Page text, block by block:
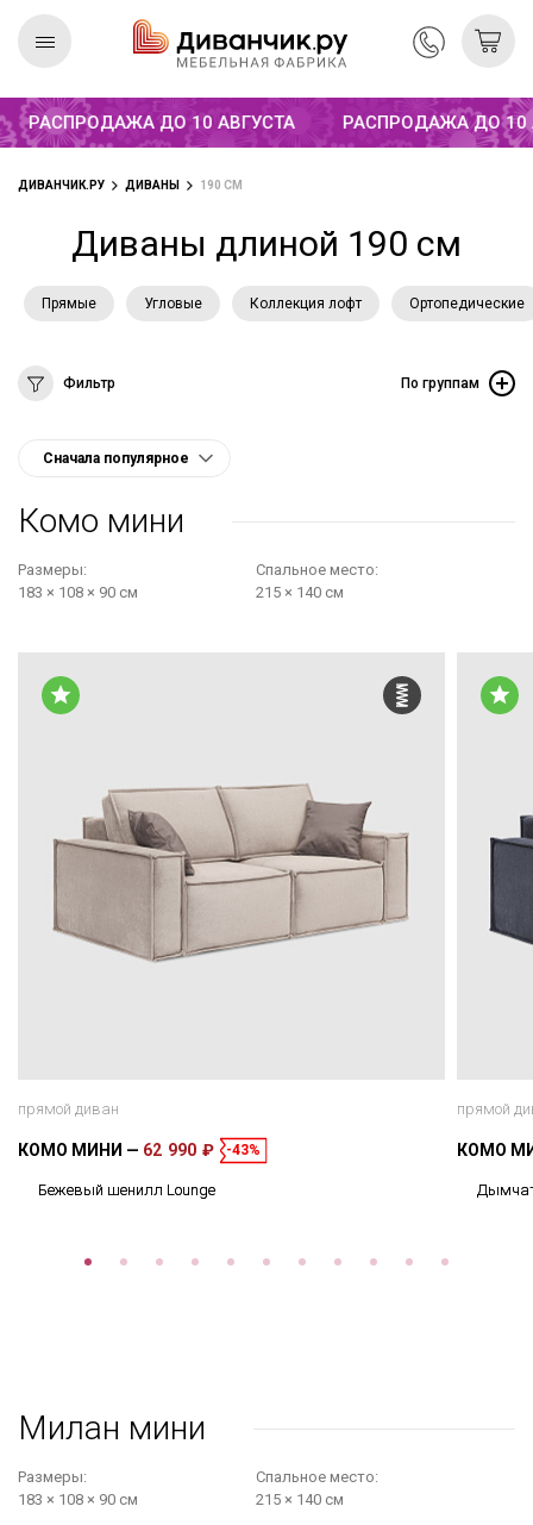
РАСПРОДАЖА ДО 10 АВГУСТА РАСПРОДАЖА ДО 10
ДИВАНЧИК.РУ ДИВАНЫ 190 СМ
Диваны длиной 190 см
Прямые Угловые Коллекция лофт Ортопедические
Фильтр По группам
Комо мини
Размеры:
183 × 108 × 90 см
Cпальное место:
215 × 140 см
прямой диван
КОМО МИНИ 62 990 ₽ -43%
Бежевый шенилл Lounge
прямой
КОМО
Милан мини
Размеры:
183 × 108 × 90 см
Cпальное место:
215 × 140 см
Скандинавская